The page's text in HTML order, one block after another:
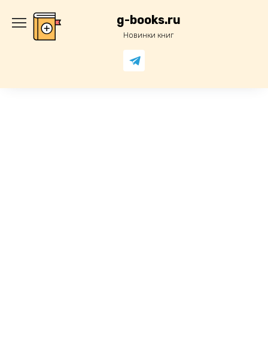
содержанию
g-books.ru
Новинки книг